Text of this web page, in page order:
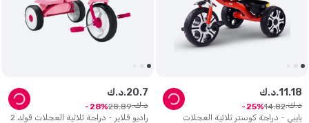
بايبي - دراجة كوستر ثلاثية العجلات
د.ك.11 .18
د.ك. 14.82
25
راديو فلاير - دراجة ثلاثية العجلات فولد 2
د.ك.20.7
د.ك. 28.89
28